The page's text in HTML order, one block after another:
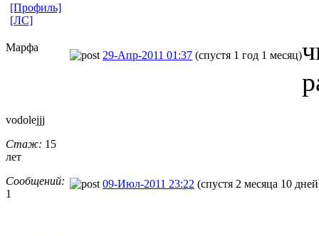
[Профиль]
[ЛС]
Марфа
29-Апр-2011 01:37 (спустя 1 год 1 месяц)
vodolejjj
Стаж: 15
лет
Сообщений:
1
09-Июл-2011 23:22 (спустя 2 месяца 10